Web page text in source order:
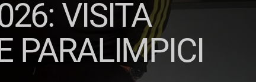
VISITA
PARALIMPICI